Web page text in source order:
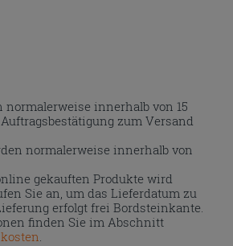
normalerweise innerhalb von 15
zum Versand
normalerweise innerhalb von
gekauften Produkte wird
Sie an, um das Lieferdatum zu
erfolgt frei Bordsteinkante.
finden Sie im Abschnitt
.